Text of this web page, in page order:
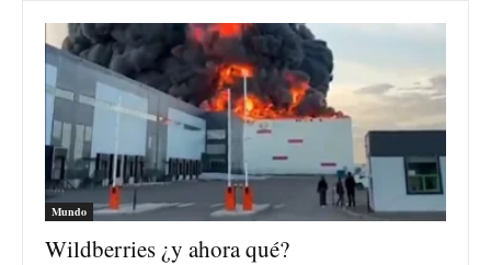
Mundo
Wildberries ¿y ahora qué?